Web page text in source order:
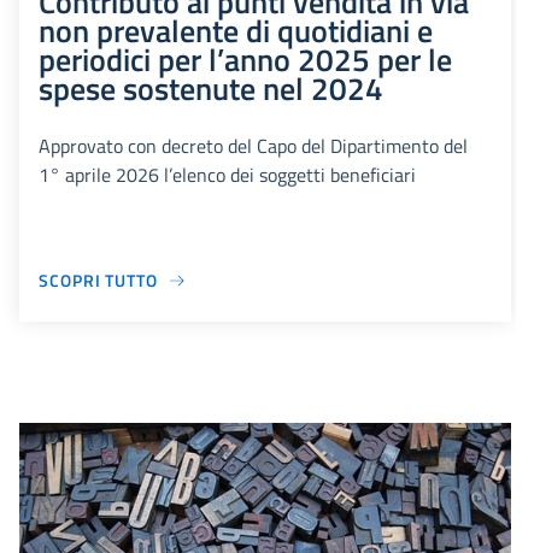
non prevalente di quotidiani e
periodici per l’anno 2025 per le
spese sostenute nel 2024
Approvato con decreto del Capo del Dipartimento del
1° aprile 2026 l’elenco dei soggetti beneficiari
SCOPRI TUTTO